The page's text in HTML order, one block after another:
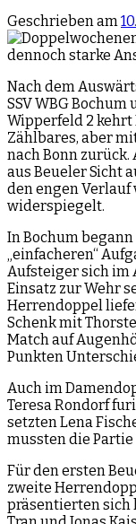
Geschrieben am
Nach dem
SSV WBG Bochum
Wipperfeld 2 kehrt
Zählbares, aber
nach Bonn zurück.
aus Beueler Sicht
den engen
widerspiegelt.
In Bochum
„einfacheren“
Aufsteiger sich im
Einsatz zur Wehr
Herrendoppel
Schenk mit
Match auf
Punkten
Auch im
Teresa Rondorf
setzten Lena
mussten die Partie
Für den ersten
zweite
präsentierten sich